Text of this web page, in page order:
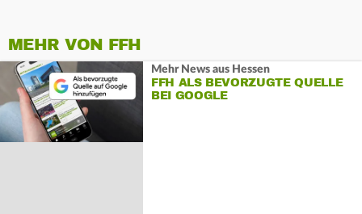
MEHR VON FFH
Mehr News aus Hessen
FFH ALS BEVORZUGTE QUELLE
BEI GOOGLE